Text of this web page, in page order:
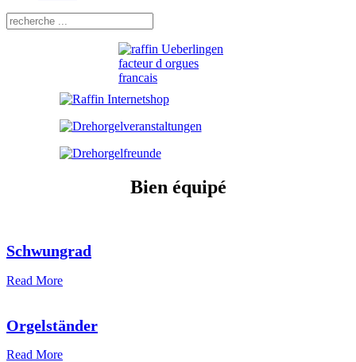
Bien équipé
Schwungrad
Read More
Orgelständer
Read More